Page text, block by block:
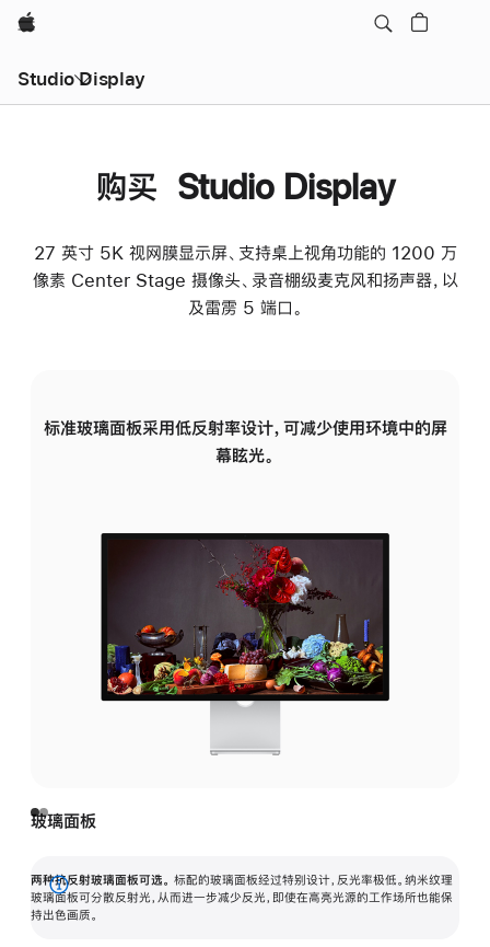
Apple
Studio Display
购买 Studio Display
27 英寸 5K 视网膜显示屏、支持桌上视角功能的 1200 万
像素 Center Stage 摄像头、录音棚级麦克风和扬声器，以
及雷雳 5 端口。
标准玻璃面板采用低反射率设计，可减少使用环境中的屏
幕眩光。
玻璃面板
两种抗反射玻璃面板可选。 标配的玻璃面板经过特别设计，反光率极低。纳米纹理
玻璃面板可分散反射光，从而进一步减少反光，即使在高亮光源的工作场所也能保
持出色画质。
展
开